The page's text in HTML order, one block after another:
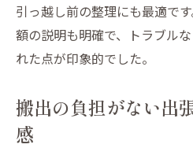
引っ越し前の整理にも最適で
額の説明も明確で、トラブル
れた点が印象的でした。
搬出の負担がない出
感